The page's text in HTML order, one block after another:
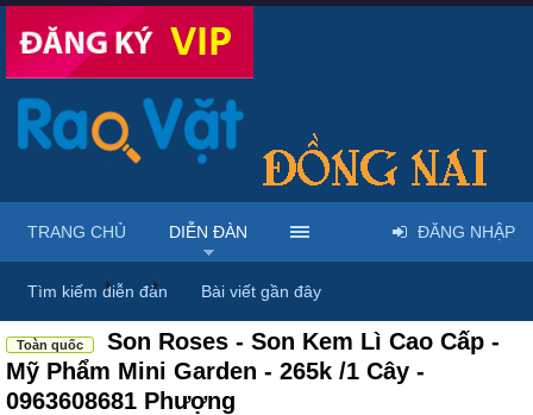
Diễn đàn ... Mỹ phẩm & spa làm đẹp tại Đồng Nai
Toàn quốc
Son Roses - Son Kem Lì Cao Cấp -
Mỹ Phẩm Mini Garden - 265k /1 Cây -
0963608681 Phượng
TRANG CHỦ DIỄN ĐÀN
Tìm kiếm diễn đàn Bài viết gần đây
ĐĂNG NHẬP